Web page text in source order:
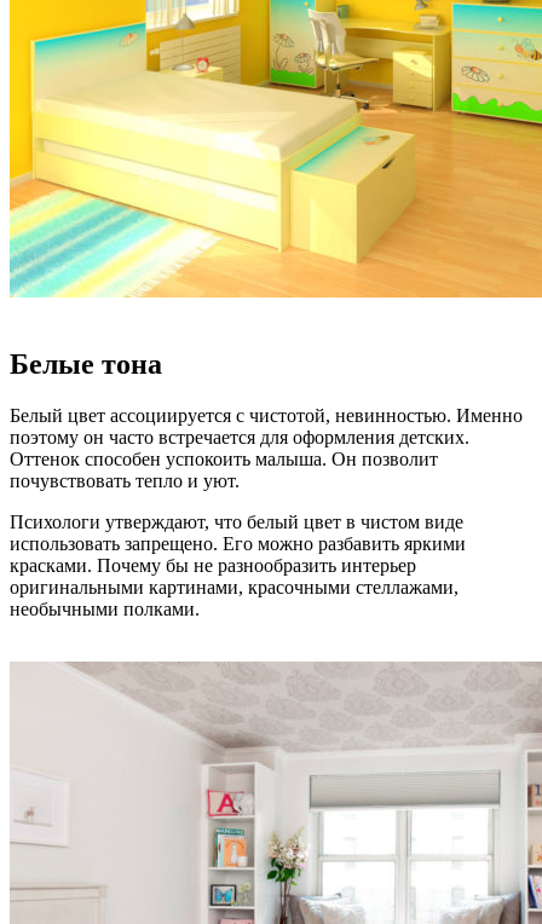
Белые тона
Белый цвет ассоциируется с чистотой, невинностью. Именно
поэтому он часто встречается для оформления детских.
Оттенок способен успокоить малыша. Он позволит
почувствовать тепло и уют.
Психологи утверждают, что белый цвет в чистом виде
использовать запрещено. Его можно разбавить яркими
красками. Почему бы не разнообразить интерьер
оригинальными картинами, красочными стеллажами,
необычными полками.